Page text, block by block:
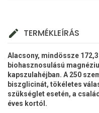
TERMÉKLEÍRÁS
Alacsony, mindössze
biohasznosulású
kapszulahéjban. A 250
biszglicinát, tökéletes
szükséglet esetén, a
éves kortól.